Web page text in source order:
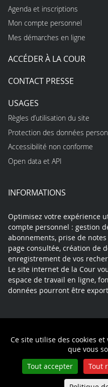
Ce site utilise des cookies
que vous
Tout accepter
Tout
Agenda et inscriptions
Mon compte personnel
Mes démarches en ligne
ACCÉDER À LA COUR
CONTACT PRESSE
USAGES
Règles d’utilisation du site
Protection des données
Accessibilité non conforme
Open data et API
INFORMATIONS
Optimisez votre expérience
compte personnel : gestion
abonnements, prise de
page consultée, création de
enregistrement de vos
Le site internet de la Cour
espace de travail en ligne,
données pourront être
Politique